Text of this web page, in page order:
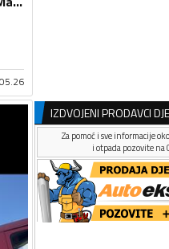
IZDVOJENI PRODAVCI
Za pomoć i sve informacije
i otpada pozovite